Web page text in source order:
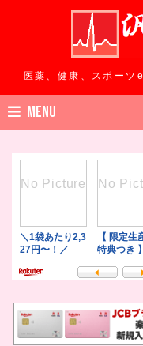
医薬、健康、スポー
MENU